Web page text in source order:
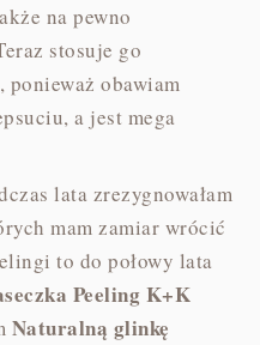
na pewno
stosuje go
obawiam
a jest mega
lata zrezygnowałam
mam zamiar wrócić
to do połowy lata
Peeling K+K
Naturalną glinkę